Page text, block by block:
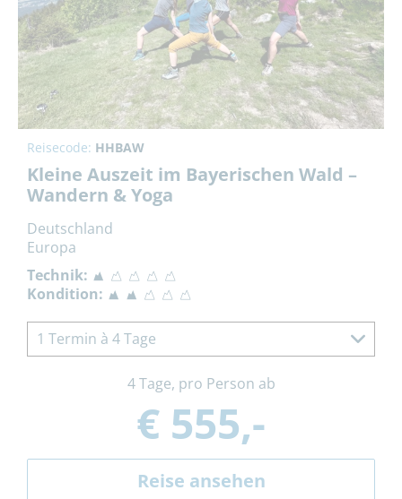
Reisecode: HHBAW
Kleine Auszeit im Bayerischen Wald –
Wandern & Yoga
Deutschland
Europa
Technik:
Kondition:
1 Termin à 4 Tage
4 Tage, pro Person ab
€ 555,-
Reise ansehen